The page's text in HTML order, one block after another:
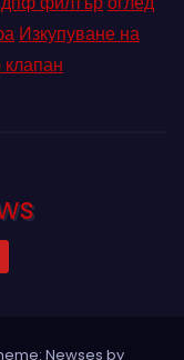
Изкупуване на
Newses by